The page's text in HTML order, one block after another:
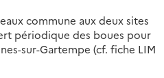
commune aux deux sites
périodique des boues pour
sur-Gartempe (cf. fiche LIM